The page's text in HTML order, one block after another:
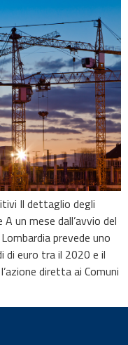
Il dettaglio degli
un mese dall’avvio del
prevede uno
di euro tra il 2020 e il
diretta ai Comuni